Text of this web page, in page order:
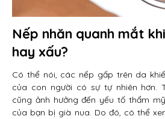
Nếp nhăn quanh mắt
hay xấu?
Có thể nói, các nếp gấp trên da
của con người có sự tự nhiên hơn.
cũng ảnh hưởng đến yếu tố thẩm
của bạn bị già nua. Do đó, có thể